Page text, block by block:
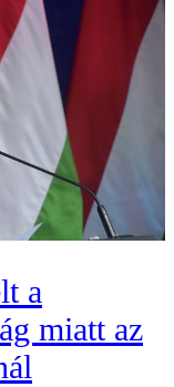
a
miatt az